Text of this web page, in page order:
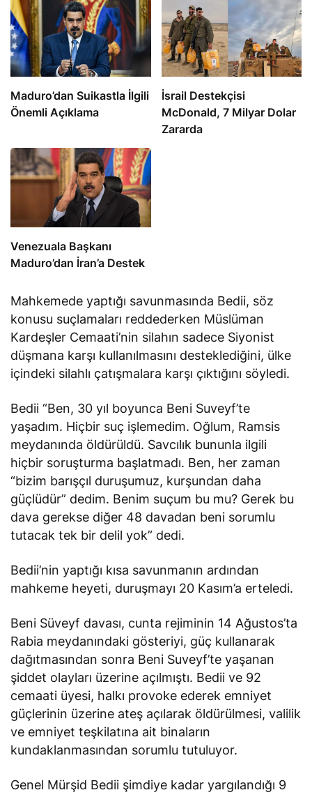
​​​​​​​Maduro’dan Suikastla İlgili
Önemli Açıklama
İsrail Destekçisi
McDonald, 7 Milyar Dolar
Zararda
Venezuala Başkanı
Maduro’dan İran’a Destek
Mahkemede yaptığı savunmasında Bedii, söz
konusu suçlamaları reddederken Müslüman
Kardeşler Cemaati’nin silahın sadece Siyonist
düşmana karşı kullanılmasını desteklediğini, ülke
içindeki silahlı çatışmalara karşı çıktığını söyledi.
Bedii “Ben, 30 yıl boyunca Beni Suveyf’te
yaşadım. Hiçbir suç işlemedim. Oğlum, Ramsis
meydanında öldürüldü. Savcılık bununla ilgili
hiçbir soruşturma başlatmadı. Ben, her zaman
“bizim barışçıl duruşumuz, kurşundan daha
güçlüdür” dedim. Benim suçum bu mu? Gerek bu
dava gerekse diğer 48 davadan beni sorumlu
tutacak tek bir delil yok” dedi.
Bedii’nin yaptığı kısa savunmanın ardından
mahkeme heyeti, duruşmayı 20 Kasım’a erteledi.
Beni Süveyf davası, cunta rejiminin 14 Ağustos’ta
Rabia meydanındaki gösteriyi, güç kullanarak
dağıtmasından sonra Beni Suveyf’te yaşanan
şiddet olayları üzerine açılmıştı. Bedii ve 92
cemaati üyesi, halkı provoke ederek emniyet
güçlerinin üzerine ateş açılarak öldürülmesi, valilik
ve emniyet teşkilatına ait binaların
kundaklanmasından sorumlu tutuluyor.
Genel Mürşid Bedii şimdiye kadar yargılandığı 9